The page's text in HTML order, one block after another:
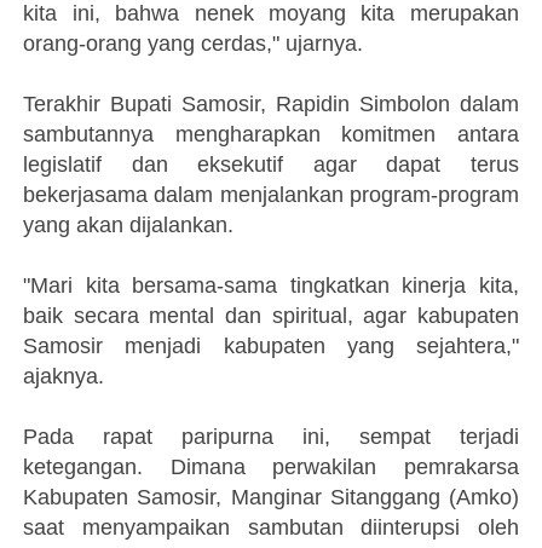
kita ini, bahwa nenek moyang kita merupakan
orang-orang yang cerdas," ujarnya.
Terakhir Bupati Samosir, Rapidin Simbolon dalam
sambutannya mengharapkan komitmen antara
legislatif dan eksekutif agar dapat terus
bekerjasama dalam menjalankan program-program
yang akan dijalankan.
"Mari kita bersama-sama tingkatkan kinerja kita,
baik secara mental dan spiritual, agar kabupaten
Samosir menjadi kabupaten yang sejahtera,"
ajaknya.
Pada rapat paripurna ini, sempat terjadi
ketegangan. Dimana perwakilan pemrakarsa
Kabupaten Samosir, Manginar Sitanggang (Amko)
saat menyampaikan sambutan diinterupsi oleh